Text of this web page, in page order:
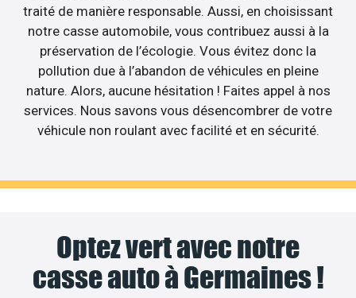
traité de manière responsable. Aussi, en choisissant
notre casse automobile, vous contribuez aussi à la
préservation de l’écologie. Vous évitez donc la
pollution due à l’abandon de véhicules en pleine
nature. Alors, aucune hésitation ! Faites appel à nos
services. Nous savons vous désencombrer de votre
véhicule non roulant avec facilité et en sécurité.
Optez vert avec notre
casse auto à Germaines !